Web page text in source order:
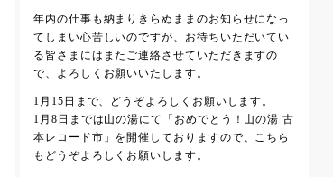
年内の仕事も納まりきらぬままのお知らせになっ
てしまい心苦しいのですが、お待ちいただいてい
る皆さまにはまたご連絡させていただきますの
で、よろしくお願いいたします。
1月15日まで、どうぞよろしくお願いします。
1月8日までは山の湯にて「おめでとう！山の湯 古
本レコード市」を開催しておりますので、こちら
もどうぞよろしくお願いします。